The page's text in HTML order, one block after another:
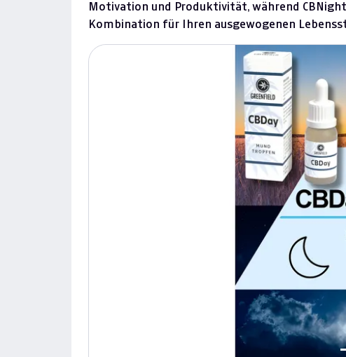
Motivation und Produktivität, während
Kombination für Ihren ausgewogenen